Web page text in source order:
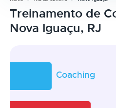
Treinamento de
Nova Iguaçu, RJ